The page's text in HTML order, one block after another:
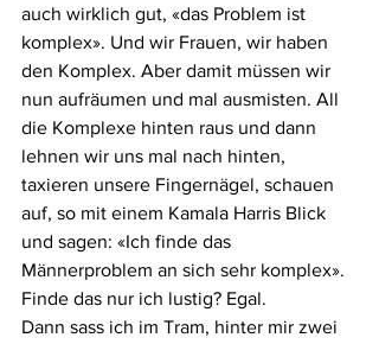
auch wirklich gut, «das Problem ist
komplex». Und wir Frauen, wir haben
den Komplex. Aber damit müssen wir
nun aufräumen und mal ausmisten. All
die Komplexe hinten raus und dann
lehnen wir uns mal nach hinten,
taxieren unsere Fingernägel, schauen
auf, so mit einem Kamala Harris Blick
und sagen: «Ich finde das
Männerproblem an sich sehr komplex».
Finde das nur ich lustig? Egal.
Dann sass ich im Tram, hinter mir zwei